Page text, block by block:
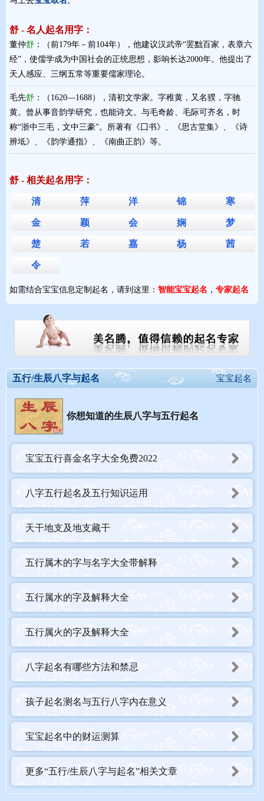
舒 - 名人起名用字：
董仲舒 ：（前179年－前104年），他建议汉武帝“罢黜百家，表章六
经”，使儒学成为中国社会的正统思想，影响长达2000年。他提出了
天人感应、三纲五常等重要儒家理论。
毛先舒 ：（1620—1688），清初文学家。字稚黄，又名骙，字驰
黄。曾从事音韵学研究，也能诗文。与毛奇龄、毛际可齐名，时
称“浙中三毛，文中三豪”。所著有《囗书》、《思古堂集》、《诗
辨坻》、《韵学通指》、《南曲正韵》等。
舒 - 相关起名用字：
清 萍 洋 锦 寒
金 颖 会 娴 梦
楚 若 嘉 杨 茜
令
如需结合宝宝信息定制起名，请到这里： 智能宝宝起名 ， 专家起名
宝宝起名
五行/生辰八字与起名
你想知道的生辰八字与五行起名
宝宝五行喜金名字大全免费2022
八字五行起名及五行知识运用
天干地支及地支藏干
五行属木的字与名字大全带解释
五行属水的字及解释大全
五行属火的字及解释大全
八字起名有哪些方法和禁忌
孩子起名测名与五行八字内在意义
宝宝起名中的财运测算
更多“五行/生辰八字与起名”相关文章